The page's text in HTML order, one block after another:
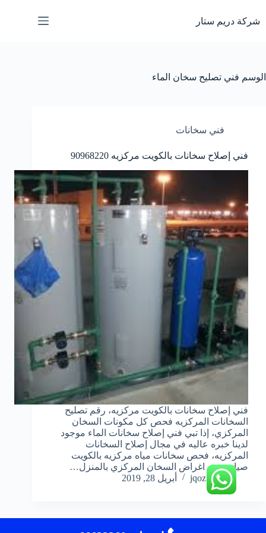
إلى
المحتوى
شركة دريم ستار
الوسم فني تصليح سخان الماء
فني سخانات
فني إصلاح سخانات بالكويت مركزيه 90968220
فني إصلاح سخانات بالكويت مركزيه، رقم تصليح
السخانات المركزيه فحص كل مكونات السخان
المركزي، إذا تبي فني إصلاح سخانات الماء موجود
لدينا خبره عاليه في مجال إصلاح السخانات
المركزيه، فحص سخانات مياه مركزيه بالكويت
صيانة جمع اغراض السخان المركزي بالمنزل…
jqoz51ek
أبريل 28, 2019